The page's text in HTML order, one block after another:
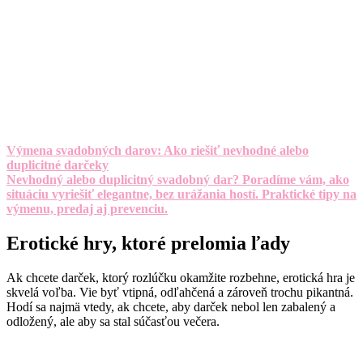
Výmena svadobných darov: Ako riešiť nevhodné alebo
duplicitné darčeky
Nevhodný alebo duplicitný svadobný dar? Poradíme vám, ako
situáciu vyriešiť elegantne, bez urážania hostí. Praktické tipy na
výmenu, predaj aj prevenciu.
Erotické hry, ktoré prelomia ľady
Ak chcete darček, ktorý rozlúčku okamžite rozbehne, erotická hra je
skvelá voľba. Vie byť vtipná, odľahčená a zároveň trochu pikantná.
Hodí sa najmä vtedy, ak chcete, aby darček nebol len zabalený a
odložený, ale aby sa stal súčasťou večera.